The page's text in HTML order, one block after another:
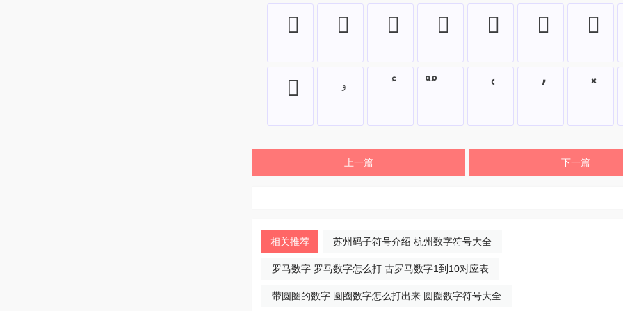
⃐ ⃔ ⃖ ⃑ ⃕ ⃗ ⃛
⃡ ۥ ٴ ֟ ՙ ՚ ̽
上一篇 下一篇
相关推荐 苏州码子符号介绍 杭州数字符号大全
罗马数字 罗马数字怎么打 古罗马数字1到10对应表
带圆圈的数字 圆圈数字怎么打出来 圆圈数字符号大全